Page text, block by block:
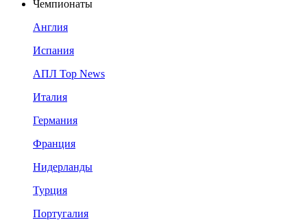
Чемпионаты
Англия
Испания
АПЛ Top News
Италия
Германия
Франция
Нидерланды
Турция
Португалия